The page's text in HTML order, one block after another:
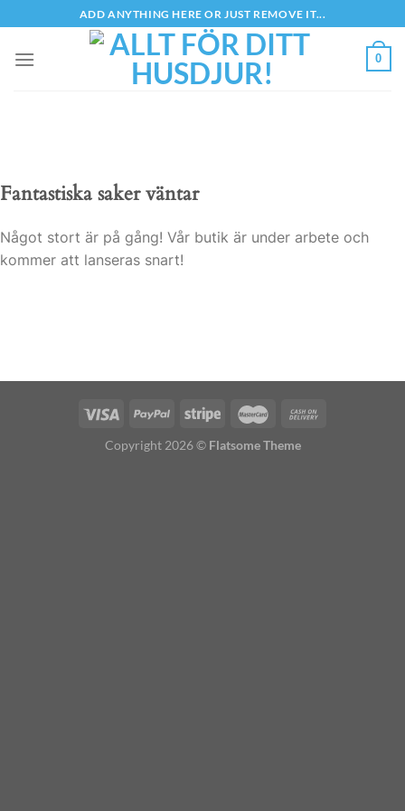
to
content
ADD ANYTHING HERE OR JUST REMOVE IT...
0
Fantastiska saker väntar
Något stort är på gång! Vår butik är under arbete och
kommer att lanseras snart!
Copyright 2026 © Flatsome Theme